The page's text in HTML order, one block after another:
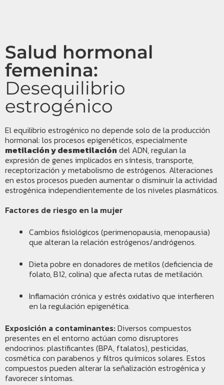
Salud hormonal
femenina:
Desequilibrio
estrogénico
El equilibrio estrogénico no depende solo de la producción
hormonal: los procesos epigenéticos, especialmente
metilación y desmetilación del ADN, regulan la
expresión de genes implicados en síntesis, transporte,
receptorización y metabolismo de estrógenos. Alteraciones
en estos procesos pueden aumentar o disminuir la actividad
estrogénica independientemente de los niveles plasmáticos.
Factores de riesgo en la mujer
Cambios fisiológicos (perimenopausia, menopausia)
que alteran la relación estrógenos/andrógenos.
Dieta pobre en donadores de metilos (deficiencia de
folato, B12, colina) que afecta rutas de metilación.
Inflamación crónica y estrés oxidativo que interfieren
en la regulación epigenética.
Exposición a contaminantes:Diversos compuestos
presentes en el entorno actúan como disruptores
endocrinos: plastificantes (BPA, ftalatos), pesticidas,
cosmética con parabenos y filtros químicos solares. Estos
compuestos pueden alterar la señalización estrogénica y
favorecer síntomas.